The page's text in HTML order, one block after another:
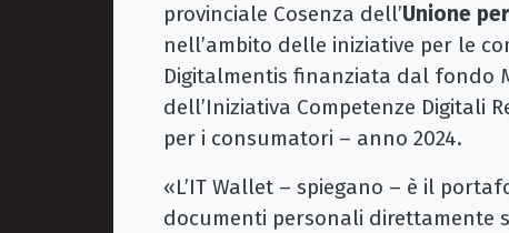
provinciale Cosenza dell’Unione
nell’ambito delle iniziative per le
Digitalmentis finanziata dal fondo
dell’Iniziativa Competenze Digitali
per i consumatori – anno 2024.
«L’IT Wallet – spiegano – è il
documenti personali direttamente